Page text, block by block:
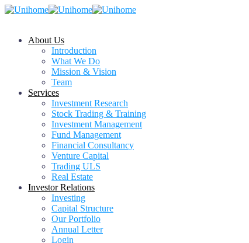
About Us
Introduction
What We Do
Mission & Vision
Team
Services
Investment Research
Stock Trading & Training
Investment Management
Fund Management
Financial Consultancy
Venture Capital
Trading ULS
Real Estate
Investor Relations
Investing
Capital Structure
Our Portfolio
Annual Letter
Login